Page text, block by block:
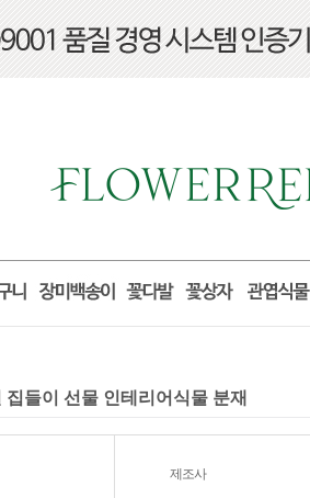
들이 선물 인테리어식물 분재
제조사